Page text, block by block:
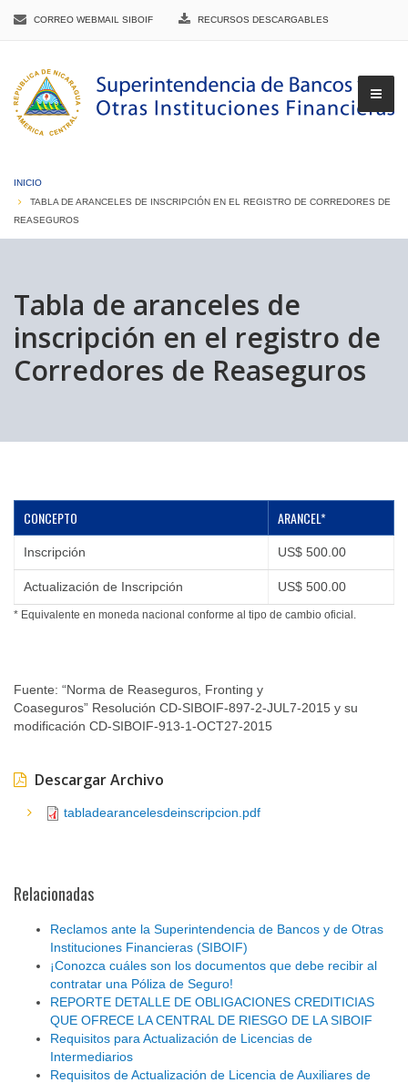
CORREO WEBMAIL SIBOIF RECURSOS DESCARGABLES
▼
INICIO
TABLA DE ARANCELES DE INSCRIPCIÓN EN EL REGISTRO DE CORREDORES DE
REASEGUROS
Tabla de aranceles de
inscripción en el registro de
Corredores de Reaseguros
CONCEPTO ARANCEL*
Inscripción US$ 500.00
Actualización de Inscripción US$ 500.00
* Equivalente en moneda nacional conforme al tipo de cambio oficial.
Fuente: “Norma de Reaseguros, Fronting y
Coaseguros” Resolución CD-SIBOIF-897-2-JUL7-2015 y su
modificación CD-SIBOIF-913-1-OCT27-2015
Descargar Archivo
tabladearancelesdeinscripcion.pdf
Relacionadas
Reclamos ante la Superintendencia de Bancos y de Otras
Instituciones Financieras (SIBOIF)
¡Conozca cuáles son los documentos que debe recibir al
contratar una Póliza de Seguro!
REPORTE DETALLE DE OBLIGACIONES CREDITICIAS
QUE OFRECE LA CENTRAL DE RIESGO DE LA SIBOIF
Requisitos para Actualización de Licencias de
Intermediarios
Requisitos de Actualización de Licencia de Auxiliares de